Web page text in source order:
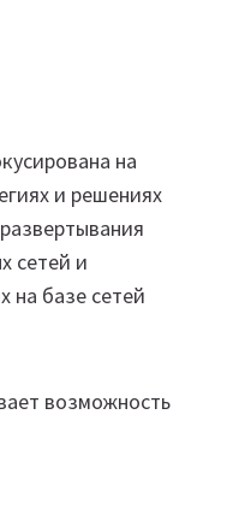
на
и решениях
сетей и
на базе сетей
возможность